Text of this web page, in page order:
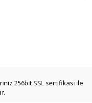
256bit SSL sertifikası ile